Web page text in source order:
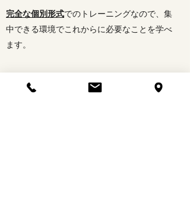
完全な個別形式でのトレーニングなので、集
中できる環境でこれからに必要なことを学べ
ます。